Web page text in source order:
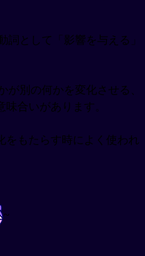
詞として「影響を与える」
が別の何かを変化させる、
合いがあります。
をもたらす時によく使われ
~